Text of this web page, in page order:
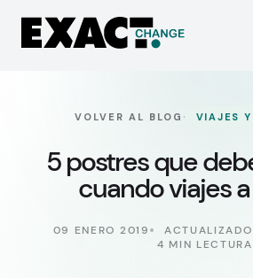
VOLVER AL BLOG · VIAJES
5 postres que
cuando viajes
09 ENERO 2019
4 MIN LECTURA